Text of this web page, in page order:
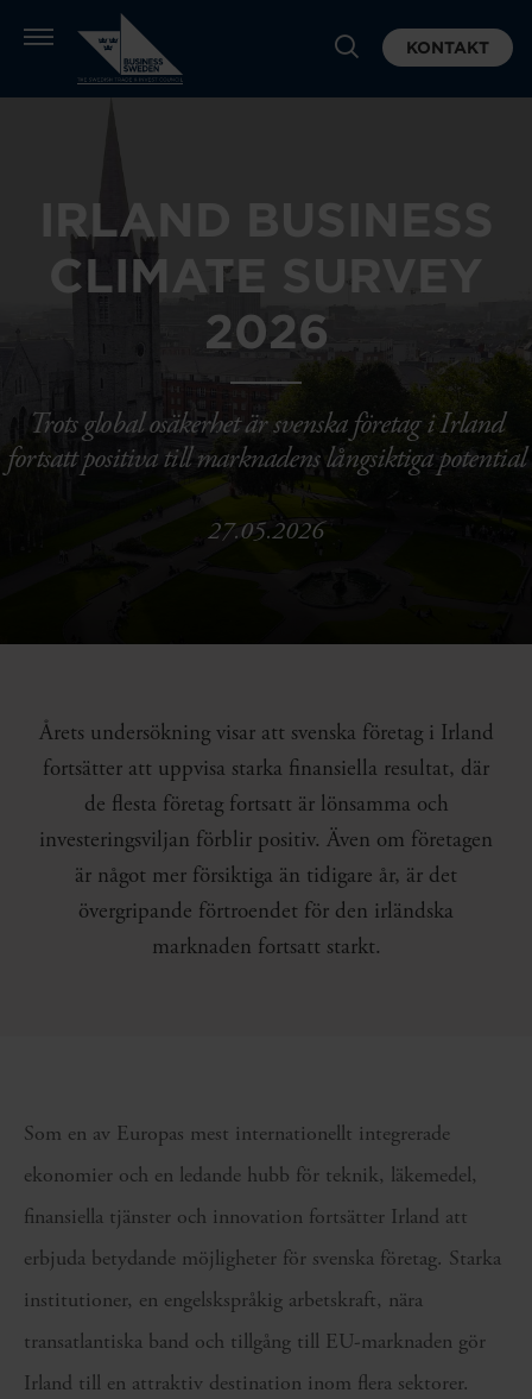
KONTAKT
IRLAND BUSINESS
CLIMATE SURVEY
2026
Trots global osäkerhet är svenska företag i Irland
fortsatt positiva till marknadens långsiktiga potential
27.05.2026
Årets undersökning visar att svenska företag i Irland
fortsätter att uppvisa starka finansiella resultat, där
de flesta företag fortsatt är lönsamma och
investeringsviljan förblir positiv. Även om företagen
är något mer försiktiga än tidigare år, är det
övergripande förtroendet för den irländska
marknaden fortsatt starkt.
Som en av Europas mest internationellt integrerade
ekonomier och en ledande hubb för teknik, läkemedel,
finansiella tjänster och innovation fortsätter Irland att
erbjuda betydande möjligheter för svenska företag. Starka
institutioner, en engelskspråkig arbetskraft, nära
transatlantiska band och tillgång till EU-marknaden gör
Irland till en attraktiv destination inom flera sektorer.